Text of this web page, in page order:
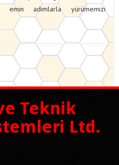
adımlarla yürümemizi
Teknik
Ltd.